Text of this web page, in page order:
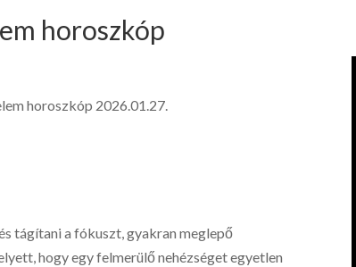
horoszkóp
horoszkóp 2026.01.27.
tágítani a fókuszt, gyakran meglepő
hogy egy felmerülő nehézséget egyetlen